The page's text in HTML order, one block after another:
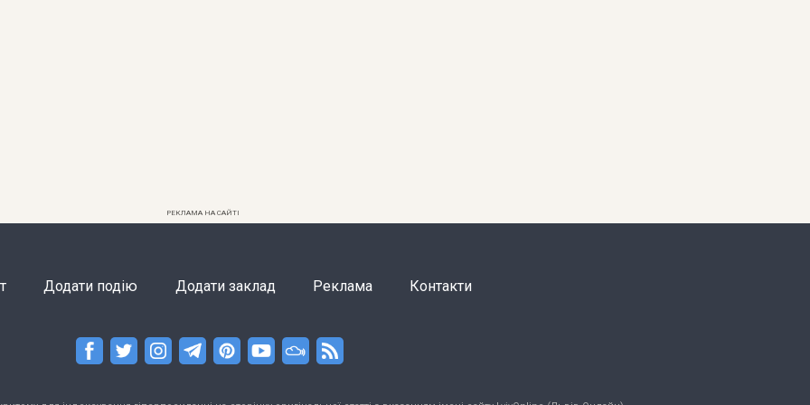
РЕКЛАМА НА САЙТІ
Додати подію Додати заклад Реклама Контакти